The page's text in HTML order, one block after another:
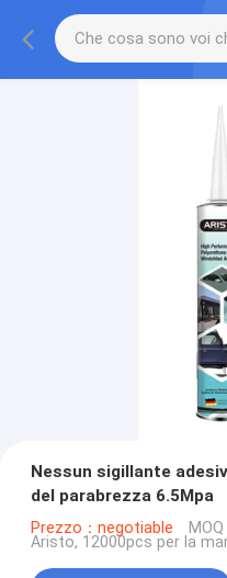
Nessun sigillante
del parabrezza 6.5Mpa
Prezzo：negotiable
Aristo, 12000pcs per la